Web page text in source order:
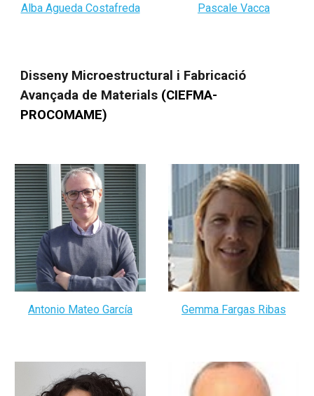
Alba Agueda Costafreda Pascale Vacca
Disseny Microestructural i Fabricació
Avançada de Materials (CIEFMA-
PROCOMAME)
Antonio Mateo García Gemma Fargas Ribas